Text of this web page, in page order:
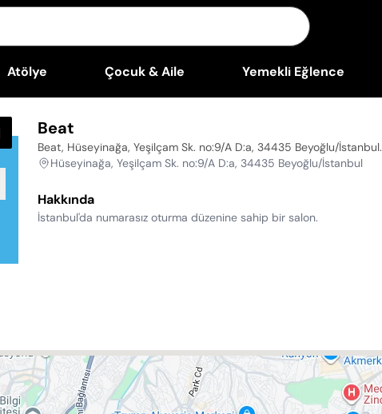
Atölye Çocuk & Aile Yemekli Eğlence
Beat
Beat, Hüseyinağa, Yeşilçam Sk. no:9/A D:a, 34435 Beyoğlu/İstanbul.
Hüseyinağa, Yeşilçam Sk. no:9/A D:a, 34435 Beyoğlu/İstanbul
Hakkında
İstanbul'da numarasız oturma düzenine sahip bir salon.